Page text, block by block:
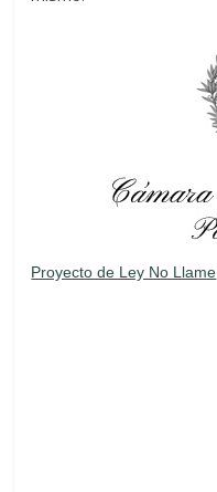
Proyecto de Ley No Llame